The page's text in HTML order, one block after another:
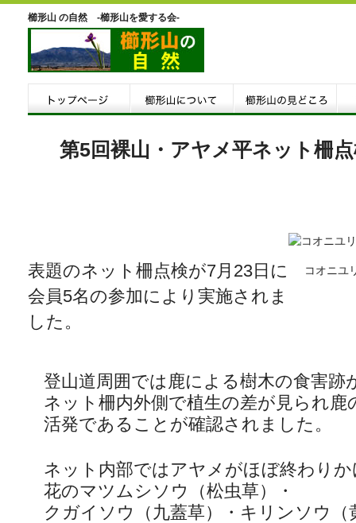
櫛形山 の自然 -櫛形山を愛する会-
第5回裸山・アヤメ平ネット柵
コオニユ
表題のネット柵点検が7月23日に
会員5名の参加により実施されま
した。
登山道周囲では鹿による樹木の食害跡
ネット柵内外側で植生の差が見られ鹿
活発であることが確認されました。
ネット内部ではアヤメがほぼ終わり
花のマツムシソウ（松虫草）・
クガイソウ（九蓋草）・キリンソウ（